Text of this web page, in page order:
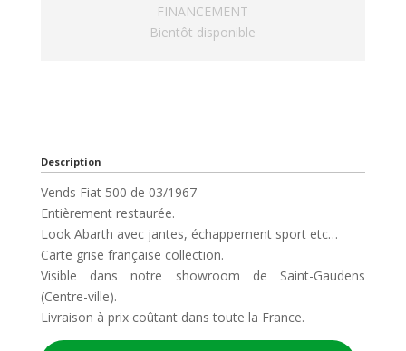
FINANCEMENT
Bientôt disponible
Description
Vends Fiat 500 de 03/1967
Entièrement restaurée.
Look Abarth avec jantes, échappement sport etc…
Carte grise française collection.
Visible dans notre showroom de Saint-Gaudens
(Centre-ville).
Livraison à prix coûtant dans toute la France.